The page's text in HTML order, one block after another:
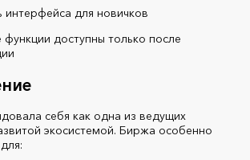
интерфейса для новичков
доступны только после
себя как одна из ведущих
экосистемой. Биржа особенно